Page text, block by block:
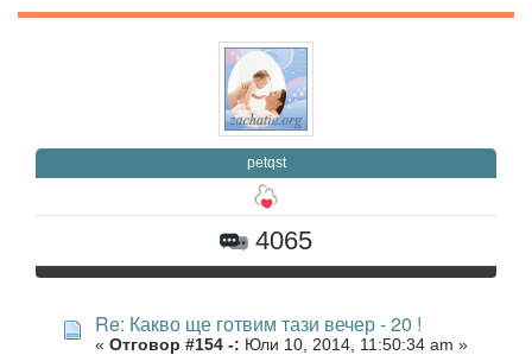
petqst
4065
Re: Какво ще готвим тази вечер - 20 !
« Отговор #154 -: Юли 10, 2014, 11:50:34 am »